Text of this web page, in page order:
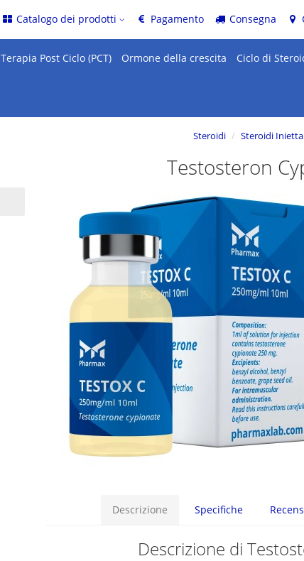
Catalogo dei prodotti Pagamento Consegna
Terapia Post Ciclo (PCT) Ormone della crescita Ciclo di
Steroidi Steroidi
Testosteron
Descrizione Specifiche
Descrizione di